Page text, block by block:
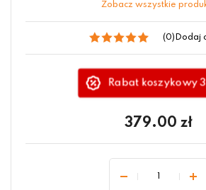
Zobacz wszystkie
(0) Dodaj
Rabat koszykowy
379.00 zł